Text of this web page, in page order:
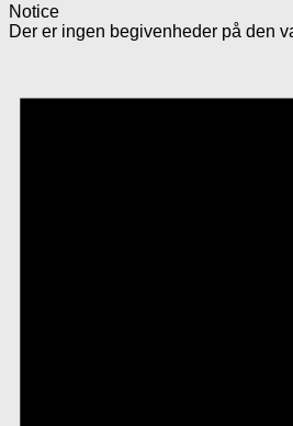
Notice
Der er ingen begivenheder på den